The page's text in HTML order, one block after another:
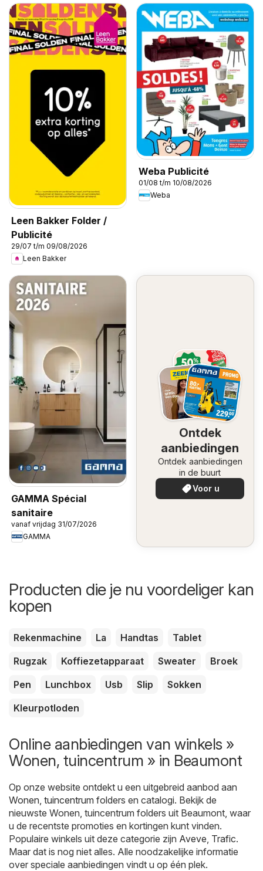
Leen Bakker Folder /
Publicité
29/07 t/m 09/08/2026
Leen Bakker
Weba Publicité
01/08 t/m 10/08/2026
Weba
GAMMA Spécial
sanitaire
vanaf vrijdag 31/07/2026
GAMMA
Ontdek
aanbiedingen
Ontdek aanbiedingen
in de buurt
Voor u
Producten die je nu voordeliger kan
kopen
Rekenmachine La Handtas
Tablet
Rugzak
Koffiezetapparaat Sweater
Broek
Pen
Lunchbox Usb Slip
Sokken
Kleurpotloden
Online aanbiedingen van winkels »
Wonen, tuincentrum » in Beaumont
Op onze website ontdekt u een uitgebreid aanbod aan
Wonen, tuincentrum folders en catalogi. Bekijk de
nieuwste Wonen, tuincentrum folders uit Beaumont, waar
u de recentste promoties en kortingen kunt vinden.
Populaire winkels uit deze categorie zijn Aveve Trafic.
Maar dat is nog niet alles. Alle noodzakelijke informatie
over speciale aanbiedingen vindt u op één plek.